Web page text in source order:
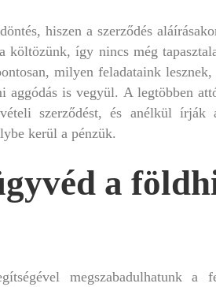
hiszen a szerződés
költözünk, így nincs még
milyen feladataink
aggódás is vegyül. A legtöbben
szerződést, és anélkül írják
kerül a pénzük.
a
megszabadulhatunk